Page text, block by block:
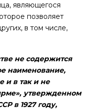
являющегося
позволяет
в том числе,
не содержится
наименование,
и в так и не
утвержденном
в 1927 году,